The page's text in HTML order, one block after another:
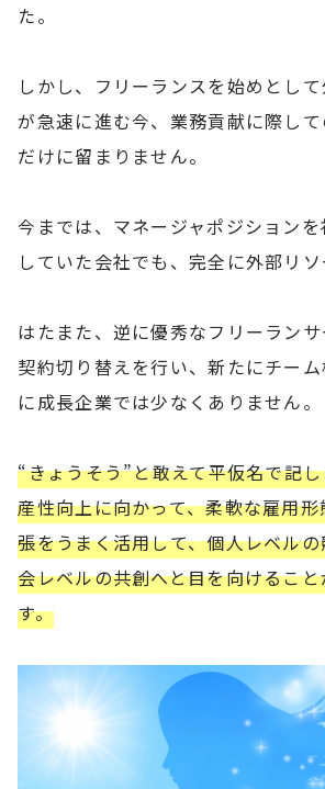
た。
しかし、フリーランスを始めとし
が急速に進む今、業務貢献に際し
だけに留まりません。
今までは、マネージャポジション
していた会社でも、完全に外部リソ
はたまた、逆に優秀なフリーラン
契約切り替えを行い、新たにチー
に成長企業では少なくありません。
“きょうそう”と敢えて平仮名で記
産性向上に向かって、柔軟な雇用
張をうまく活用して、個人レベル
会レベルの共創へと目を向けるこ
す。